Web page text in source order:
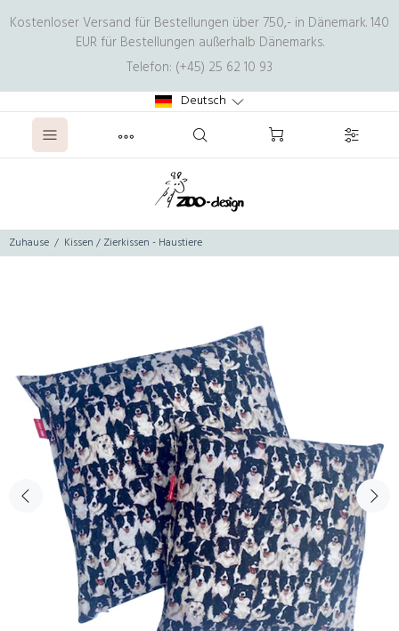
Kostenloser Versand für Bestellungen über 750,- in Dänemark. 140
EUR für Bestellungen außerhalb Dänemarks.
Telefon: (+45) 25 62 10 93
Deutsch
Zuhause Kissen / Zierkissen - Haustiere